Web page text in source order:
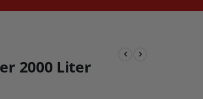
2000 Liter